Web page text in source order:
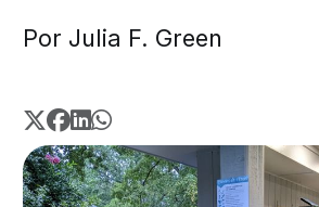
Por Julia F. Green